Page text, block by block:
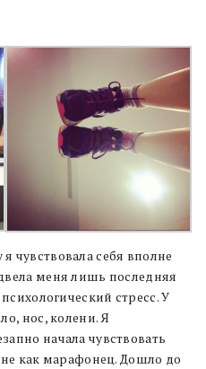
чувствовала себя вполне
меня лишь последняя
стресс. У
нос, колени. Я
начала чувствовать
не как марафонец. Дошло до